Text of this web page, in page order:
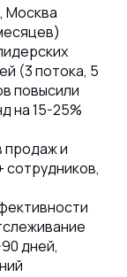
Москва
(3 потока, 5
повысили
на 15-25%
продаж и
сотрудников,
дней,